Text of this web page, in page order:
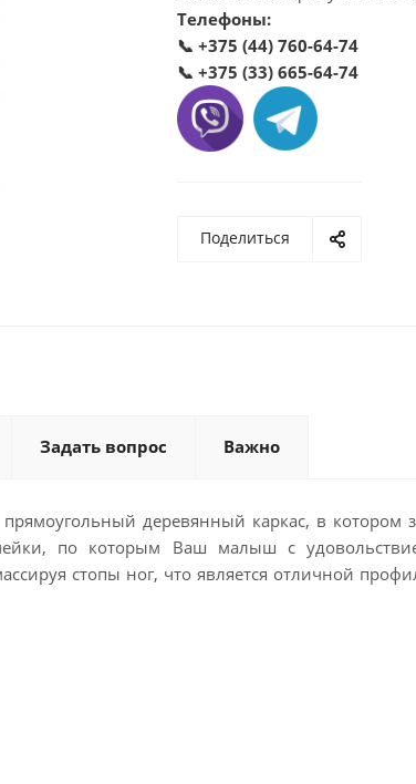
Телефоны:
📞 +375 (44) 760-64-74
📞 +375 (33) 665-64-74
Поделиться
Задать вопрос Важно
деревянный каркас, в котором
по которым Ваш малыш с
стопы ног, что является отличной